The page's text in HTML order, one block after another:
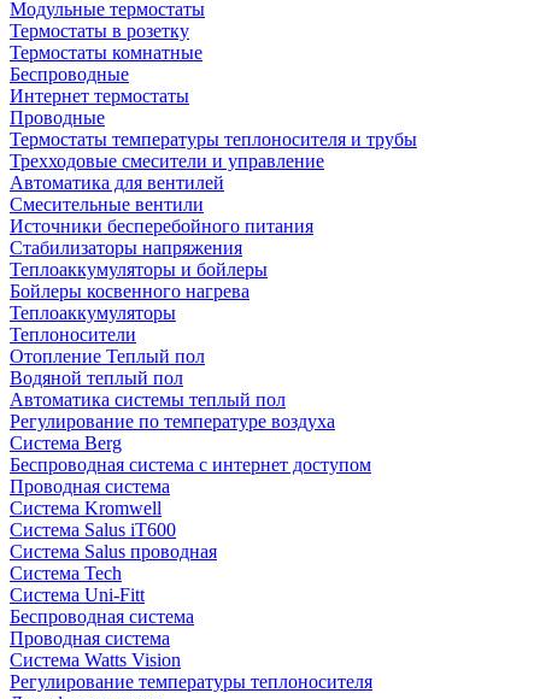
Модульные термостаты
Термостаты в розетку
Термостаты комнатные
Беспроводные
Интернет термостаты
Проводные
Термостаты температуры теплоносителя и трубы
Трехходовые смесители и управление
Автоматика для вентилей
Смесительные вентили
Источники бесперебойного питания
Стабилизаторы напряжения
Теплоаккумуляторы и бойлеры
Бойлеры косвенного нагрева
Теплоаккумуляторы
Теплоносители
Отопление Теплый пол
Водяной теплый пол
Автоматика системы теплый пол
Регулирование по температуре воздуха
Система Berg
Беспроводная система с интернет доступом
Проводная система
Система Kromwell
Система Salus iT600
Система Salus проводная
Система Tech
Система Uni-Fitt
Беспроводная система
Проводная система
Система Watts Vision
Регулирование температуры теплоносителя